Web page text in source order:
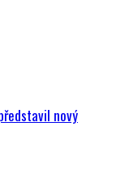
nový